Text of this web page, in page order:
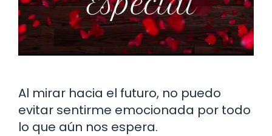
Al mirar hacia el futuro, no puedo
evitar sentirme emocionada por todo
lo que aún nos espera.